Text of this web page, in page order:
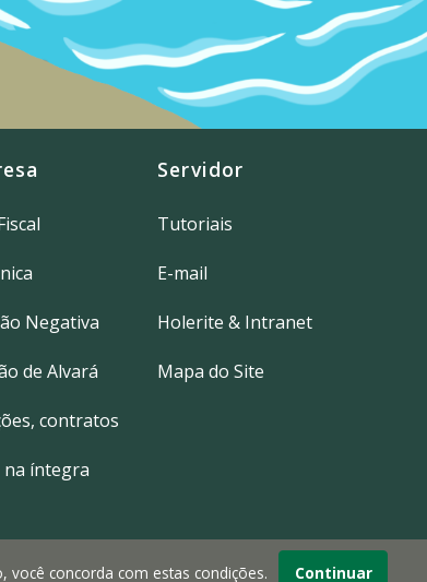
Negativa
de Alvará
contratos
na íntegra
Servidor
Tutoriais
E-mail
Holerite & Intranet
Mapa do Site
você concorda com estas condições. Continuar